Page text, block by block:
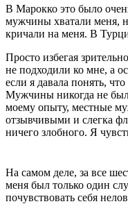
В Марокко это было
мужчины хватали меня,
кричали на меня. В
Просто избегая
не подходили ко мне, а
если я давала понять,
Мужчины никогда не
моему опыту, местные
отзывчивыми и слегка
ничего злобного. Я
На самом деле, за все
меня был только один
почувствовать себя